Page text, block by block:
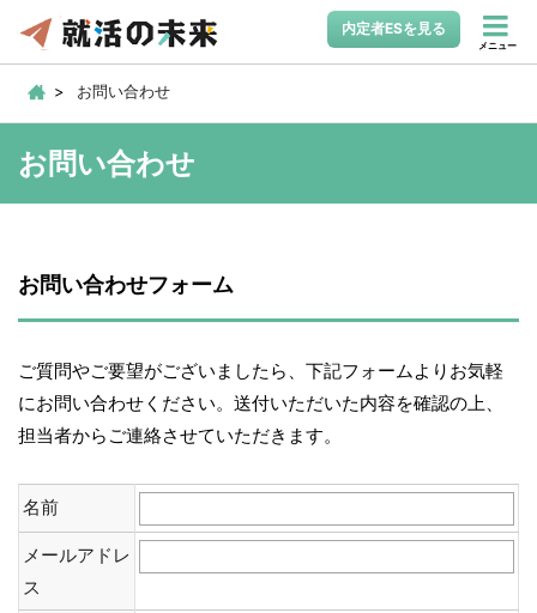
内定者ESを見る
メニュー
お問い合わせ
お問い合わせ
お問い合わせフォーム
ご質問やご要望がございましたら、下記フォームよりお気軽
にお問い合わせください。送付いただいた内容を確認の上、
担当者からご連絡させていただきます。
名前
メールアドレ
ス